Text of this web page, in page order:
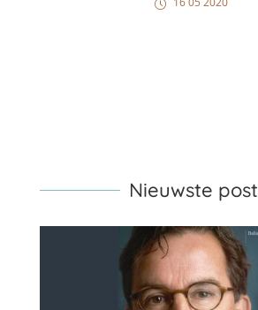
Nieuwste